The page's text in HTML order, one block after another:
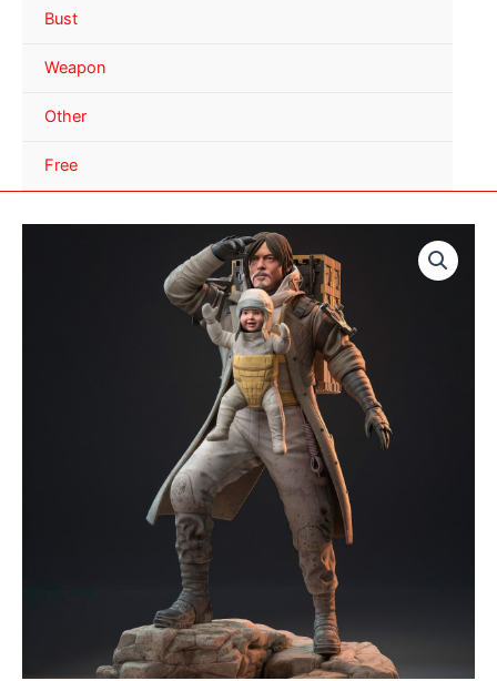
Bust
Weapon
Other
Free